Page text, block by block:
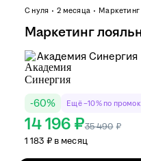
С нуля 2 месяца Маркетинг
Маркетинг
Академия Синергия
-60% Ещё −10% по
14 196 ₽35 490 ₽
1 183 ₽ в месяц